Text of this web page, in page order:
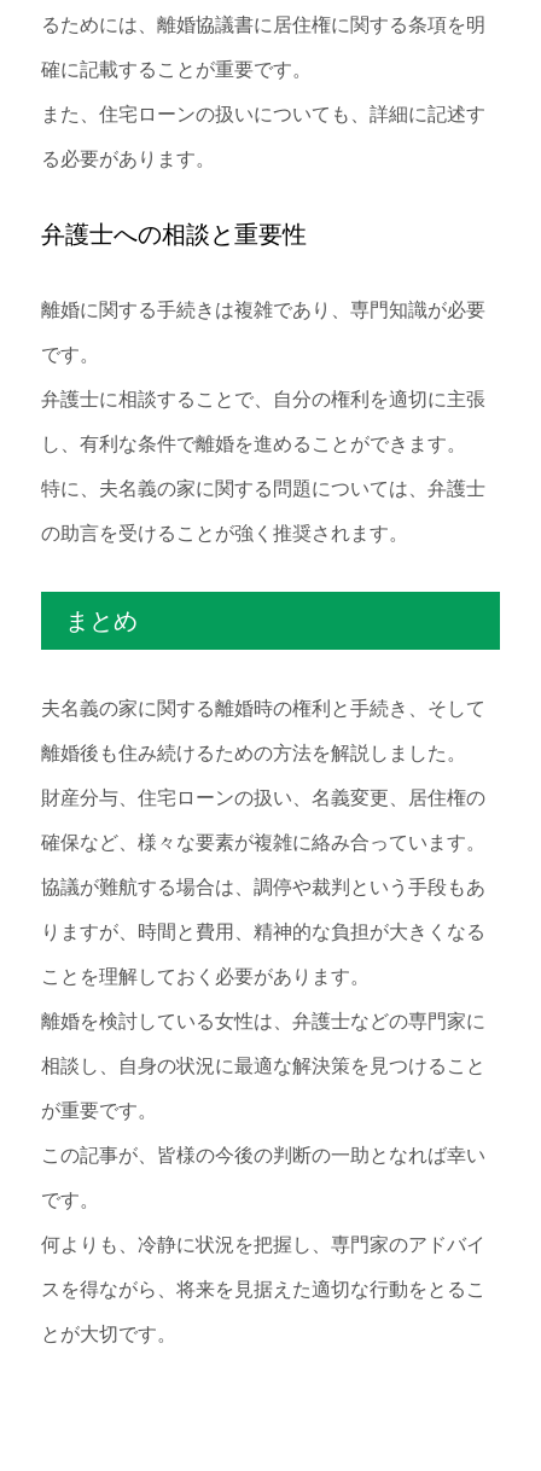
るためには、離婚協議書に居住権に関する条項を明
確に記載することが重要です。
また、住宅ローンの扱いについても、詳細に記述す
る必要があります。
弁護士への相談と重要性
離婚に関する手続きは複雑であり、専門知識が必要
です。
弁護士に相談することで、自分の権利を適切に主張
し、有利な条件で離婚を進めることができます。
特に、夫名義の家に関する問題については、弁護士
の助言を受けることが強く推奨されます。
まとめ
夫名義の家に関する離婚時の権利と手続き、そして
離婚後も住み続けるための方法を解説しました。
財産分与、住宅ローンの扱い、名義変更、居住権の
確保など、様々な要素が複雑に絡み合っています。
協議が難航する場合は、調停や裁判という手段もあ
りますが、時間と費用、精神的な負担が大きくなる
ことを理解しておく必要があります。
離婚を検討している女性は、弁護士などの専門家に
相談し、自身の状況に最適な解決策を見つけること
が重要です。
この記事が、皆様の今後の判断の一助となれば幸い
です。
何よりも、冷静に状況を把握し、専門家のアドバイ
スを得ながら、将来を見据えた適切な行動をとるこ
とが大切です。